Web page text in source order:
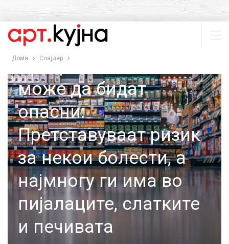
Дома Слајдер
СЛАЈДЕР СОВЕТИ
Прехранбените бои
може да бидат
опасни:
Претставуваат ризик
за некои болести, а
најмногу ги има во
пијалаците, слатките
и печивата